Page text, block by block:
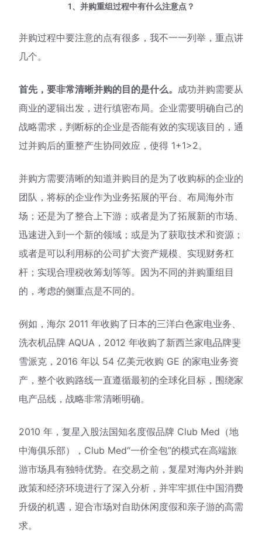
1、并购重组过程中有什么注意点？
并购过程中要注意的点有很多，我不一一列举，重点讲
几个。
首先，要非常清晰并购的目的是什么。 成功并购需要从
商业的逻辑出发，进行缜密布局。企业需要明确自己的
战略需求，判断标的企业是否能有效的实现该目的，通
过并购后的重整产生协同效应，使得 1+1>2。
并购方需要清晰的知道并购目的是为了收购标的企业的
团队，将标的企业作为业务拓展的平台、布局海外市
场；还是为了整合上下游；或者是为了拓展新的市场、
迅速进入到一个新的领域；或是为了获取技术和资源；
或者是可以利用标的公司扩大资产规模、实现财务杠
杆；实现合理税收筹划等等。因为不同的并购重组目
的，考虑的侧重点是不同的。
例如，海尔 2011 年收购了日本的三洋白色家电业务、
洗衣机品牌 AQUA，2012 年收购了新西兰家电品牌斐
雪派克，2016 年以 54 亿美元收购 GE 的家电业务资
产，整个收购路线一直遵循最初的全球化目标，围绕家
电产品线，战略非常清晰明确。
2010 年，复星入股法国知名度假品牌 Club Med（地
中海俱乐部），Club Med“一价全包”的模式在高端旅
游市场具有独特优势。在交易之前，复星对海内外并购
政策和经济环境进行了深入分析，并牢牢抓住中国消费
升级的机遇，迎合市场对自助休闲度假和亲子游的高需
求。